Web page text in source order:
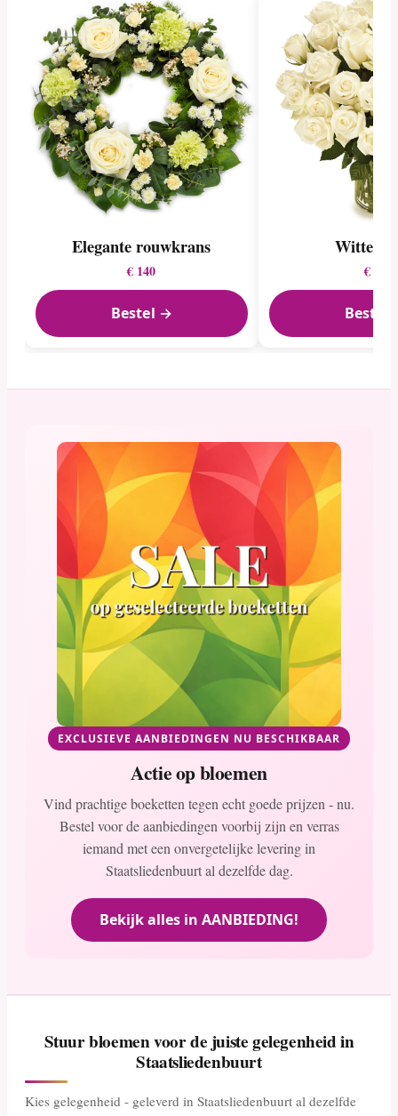
Elegante rouwkrans
€ 140
Bestel →
Witte
€ 60
Bestel
EXCLUSIEVE AANBIEDINGEN NU BESCHIKBAAR
Actie op bloemen
Vind prachtige boeketten tegen echt goede prijzen - nu.
Bestel voor de aanbiedingen voorbij zijn en verras
iemand met een onvergetelijke levering in
Staatsliedenbuurt al dezelfde dag.
Bekijk alles in AANBIEDING!
Stuur bloemen voor de juiste gelegenheid in
Staatsliedenbuurt
Kies gelegenheid - geleverd in Staatsliedenbuurt al dezelfde